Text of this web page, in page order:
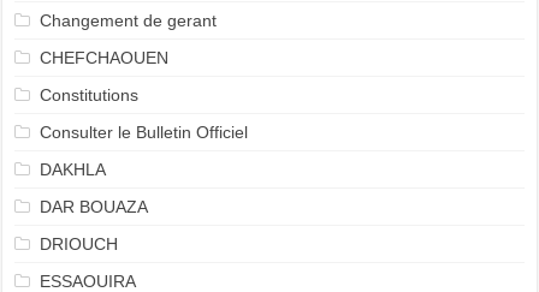
Changement de gerant
CHEFCHAOUEN
Constitutions
Consulter le Bulletin Officiel
DAKHLA
DAR BOUAZA
DRIOUCH
ESSAOUIRA